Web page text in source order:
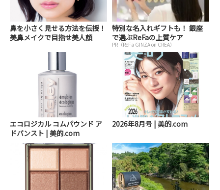
鼻を小さく見せる方法を伝授！
美鼻メイクで目指せ美人顔
特別な名入れギフトも！ 銀座
で選ぶReFaの上質ケア
PR（ReFa GINZA on CREA）
エコロジカル コムパウンド ア
ドバンスト | 美的.com
2026年8月号 | 美的.com